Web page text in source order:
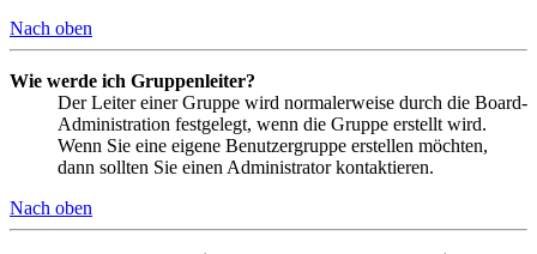
Nach oben
Wie werde ich Gruppenleiter?
Der Leiter einer Gruppe wird normalerweise durch die Board-
Administration festgelegt, wenn die Gruppe erstellt wird.
Wenn Sie eine eigene Benutzergruppe erstellen möchten,
dann sollten Sie einen Administrator kontaktieren.
Nach oben